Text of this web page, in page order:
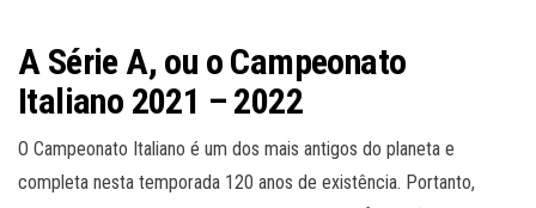
A Série A, ou o Campeonato
Italiano 2021 – 2022
O Campeonato Italiano é um dos mais antigos do planeta e
completa nesta temporada 120 anos de existência. Portanto,